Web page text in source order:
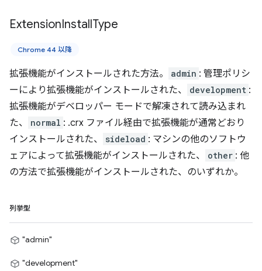
ExtensionInstallType
Chrome 44 以降
拡張機能がインストールされた方法。 admin : 管理ポリシ
ーにより拡張機能がインストールされた、
development :
拡張機能がデベロッパー モードで解凍されて読み込まれ
た、
normal : .crx ファイル経由で拡張機能が通常どおり
インストールされた、
sideload : マシンの他のソフトウ
ェアによって拡張機能がインストールされた、
other : 他
の方法で拡張機能がインストールされた、のいずれか。
列挙型
"admin"
"development"